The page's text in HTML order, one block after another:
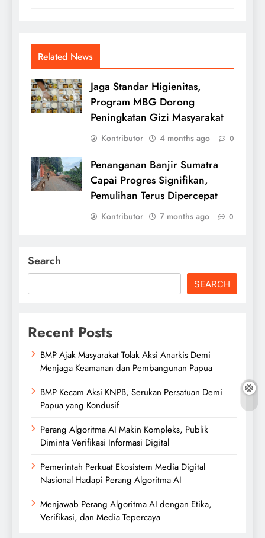
Related News
Jaga Standar Higienitas,
Program MBG Dorong
Peningkatan Gizi Masyarakat
Kontributor 4 months ago 0
Penanganan Banjir Sumatra
Capai Progres Signifikan,
Pemulihan Terus Dipercepat
Kontributor 7 months ago 0
Search
SEARCH
Recent Posts
BMP Ajak Masyarakat Tolak Aksi Anarkis Demi
Menjaga Keamanan dan Pembangunan Papua
BMP Kecam Aksi KNPB, Serukan Persatuan Demi
Papua yang Kondusif
Perang Algoritma AI Makin Kompleks, Publik
Diminta Verifikasi Informasi Digital
Pemerintah Perkuat Ekosistem Media Digital
Nasional Hadapi Perang Algoritma AI
Menjawab Perang Algoritma AI dengan Etika,
Verifikasi, dan Media Tepercaya